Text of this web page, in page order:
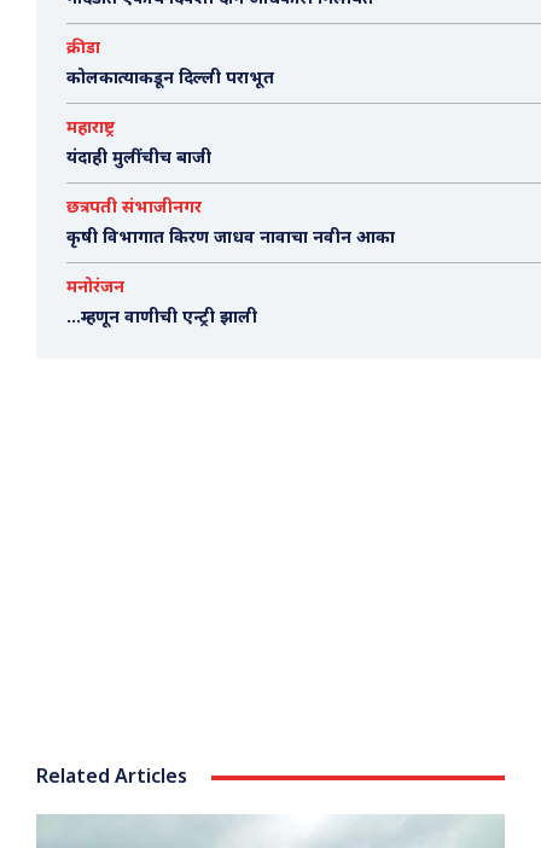
क्रीडा
कोलकात्याकडून दिल्ली पराभूत
महाराष्ट्र
यंदाही मुलींचीच बाजी
छत्रपती संभाजीनगर
कृषी विभागात किरण जाधव नावाचा नवीन आका
मनोरंजन
…म्हणून वाणीची एन्ट्री झाली
Related Articles